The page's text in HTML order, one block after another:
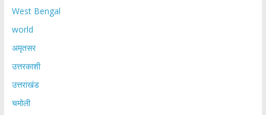
West Bengal
world
अमृतसर
उत्तरकाशी
उत्तराखंड
चमोली